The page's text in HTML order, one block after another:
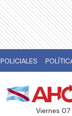
POLICIALES
viernes